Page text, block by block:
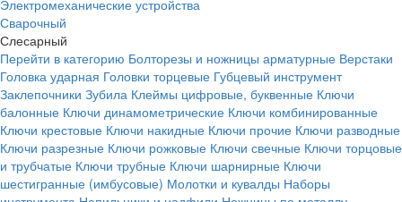
Электромеханические устройства
Сварочный
Слесарный
Перейти в категорию Болторезы и ножницы арматурные Верстаки
Головка ударная Головки торцевые Губцевый инструмент
Заклепочники Зубила Клеймы цифровые, буквенные Ключи
балонные Ключи динамометрические Ключи комбинированные
Ключи крестовые Ключи накидные Ключи прочие Ключи разводные
Ключи разрезные Ключи рожковые Ключи свечные Ключи торцовые
и трубчатые Ключи трубные Ключи шарнирные Ключи
шестигранные (имбусовые) Молотки и кувалды Наборы